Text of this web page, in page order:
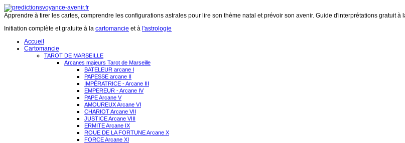
Apprendre à tirer les cartes, comprendre les configurations astrales pour lire son thème natal et prévoir son avenir. Guide d'interprétations gratuit à
Initiation complète et gratuite à la cartomancie et à l'astrologie
Accueil
Cartomancie
TAROT DE MARSEILLE
Arcanes majeurs Tarot de Marseille
BATELEUR arcane I
PAPESSE arcane II
IMPÉRATRICE - Arcane III
EMPEREUR - Arcane IV
PAPE Arcane V
AMOUREUX Arcane VI
CHARIOT Arcane VII
JUSTICE Arcane VIII
ERMITE Arcane IX
ROUE DE LA FORTUNE Arcane X
FORCE Arcane XI